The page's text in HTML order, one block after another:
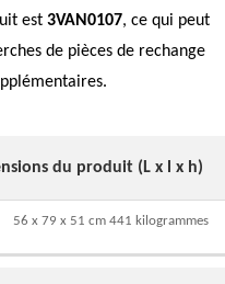
est 3VAN0107, ce qui peut
de pièces de rechange
du produit (L x l x h)
56 x 79 x 51 cm 441 kilogrammes